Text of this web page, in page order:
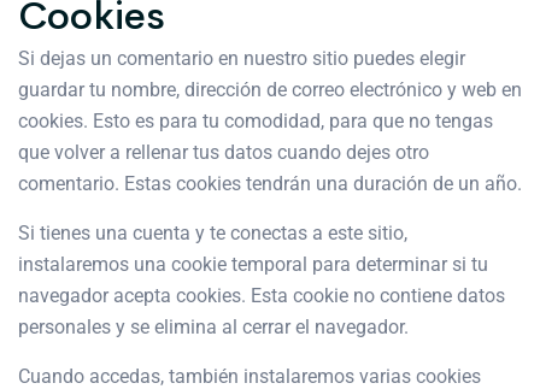
Cookies
Si dejas un comentario en nuestro sitio puedes elegir
guardar tu nombre, dirección de correo electrónico y web en
cookies. Esto es para tu comodidad, para que no tengas
que volver a rellenar tus datos cuando dejes otro
comentario. Estas cookies tendrán una duración de un año.
Si tienes una cuenta y te conectas a este sitio,
instalaremos una cookie temporal para determinar si tu
navegador acepta cookies. Esta cookie no contiene datos
personales y se elimina al cerrar el navegador.
Cuando accedas, también instalaremos varias cookies